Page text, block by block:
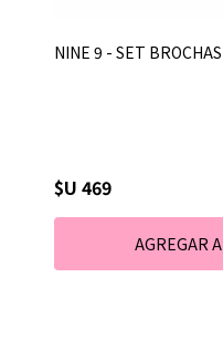
NINE 9 - SET
$U 469